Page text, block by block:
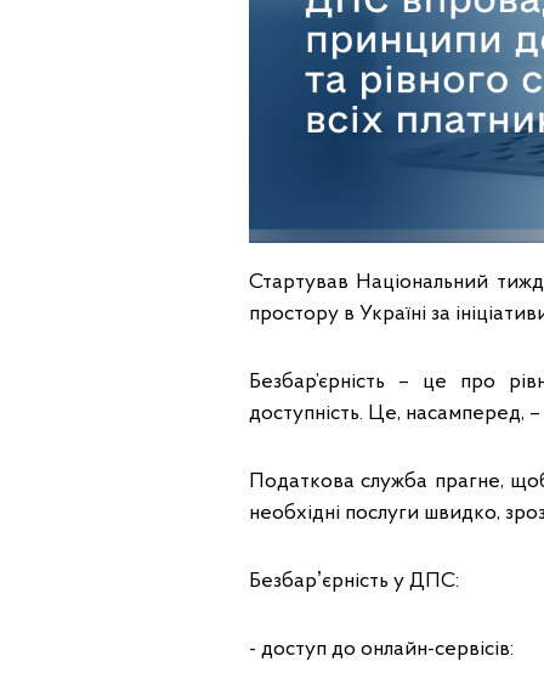
Стартував Національний
простору в Україні за
Безбар’єрність – це про
доступність. Це, насамперед,
Податкова служба прагне,
необхідні послуги швидко,
Безбарʼєрність у ДПС:
- доступ до онлайн-сервісів: